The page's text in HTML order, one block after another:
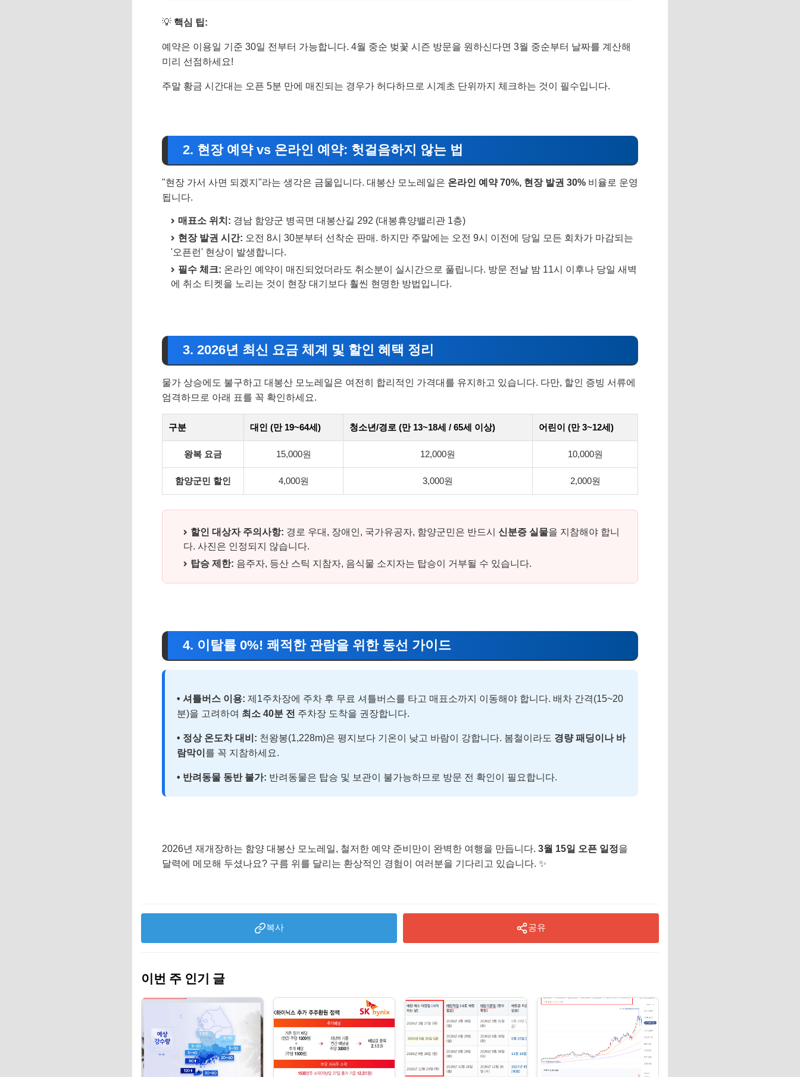
💡 핵심 팁:
예약은 이용일 기준 30일 전부터 가능합니다. 4월 중순 벚꽃 시즌 방문을 원하신다면 3월 중순부터 날짜를 계산해
미리 선점하세요!
주말 황금 시간대는 오픈 5분 만에 매진되는 경우가 허다하므로 시계초 단위까지 체크하는 것이 필수입니다.
2. 현장 예약 vs 온라인 예약: 헛걸음하지 않는 법
"현장 가서 사면 되겠지"라는 생각은 금물입니다. 대봉산 모노레일은 온라인 예약 70%, 현장 발권 30% 비율로 운영
됩니다.
매표소 위치: 경남 함양군 병곡면 대봉산길 292 (대봉휴양밸리관 1층)
현장 발권 시간: 오전 8시 30분부터 선착순 판매. 하지만 주말에는 오전 9시 이전에 당일 모든 회차가 마감되는
'오픈런' 현상이 발생합니다.
필수 체크: 온라인 예약이 매진되었더라도 취소분이 실시간으로 풀립니다. 방문 전날 밤 11시 이후나 당일 새벽
에 취소 티켓을 노리는 것이 현장 대기보다 훨씬 현명한 방법입니다.
3. 2026년 최신 요금 체계 및 할인 혜택 정리
물가 상승에도 불구하고 대봉산 모노레일은 여전히 합리적인 가격대를 유지하고 있습니다. 다만, 할인 증빙 서류에
엄격하므로 아래 표를 꼭 확인하세요.
구분 대인 (만 19~64세) 청소년/경로 (만 13~18세 / 65세 이상) 어린이 (만 3~12세)
왕복 요금 15,000원 12,000원 10,000원
함양군민 할인 4,000원 3,000원 2,000원
할인 대상자 주의사항: 경로 우대, 장애인, 국가유공자, 함양군민은 반드시 신분증 실물을 지참해야 합니
다. 사진은 인정되지 않습니다.
탑승 제한: 음주자, 등산 스틱 지참자, 음식물 소지자는 탑승이 거부될 수 있습니다.
4. 이탈률 0%! 쾌적한 관람을 위한 동선 가이드
• 셔틀버스 이용: 제1주차장에 주차 후 무료 셔틀버스를 타고 매표소까지 이동해야 합니다. 배차 간격(15~20
분)을 고려하여 최소 40분 전 주차장 도착을 권장합니다.
• 정상 온도차 대비: 천왕봉(1,228m)은 평지보다 기온이 낮고 바람이 강합니다. 봄철이라도 경량 패딩이나 바
람막이 를 꼭 지참하세요.
• 반려동물 동반 불가: 반려동물은 탑승 및 보관이 불가능하므로 방문 전 확인이 필요합니다.
2026년 재개장하는 함양 대봉산 모노레일, 철저한 예약 준비만이 완벽한 여행을 만듭니다. 3월 15일 오픈 일정을
달력에 메모해 두셨나요? 구름 위를 달리는 환상적인 경험이 여러분을 기다리고 있습니다. ✨
복사 공유
이번 주 인기 글